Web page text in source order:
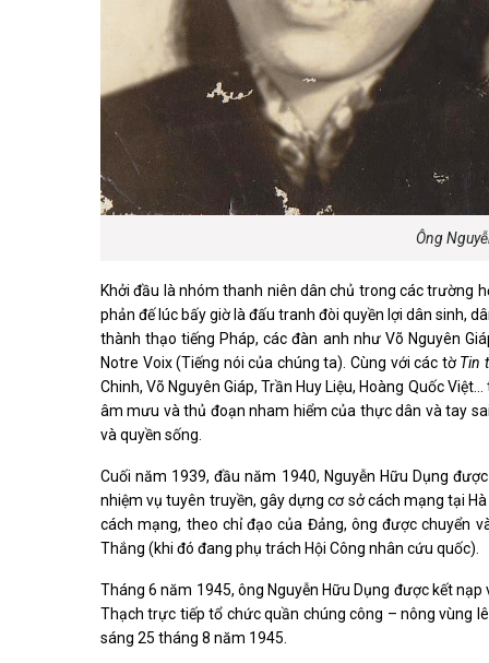
Ông
Khởi đầu là nhóm thanh niên dân chủ trong các trường
phản đế lúc bấy giờ là đấu tranh đòi quyền lợi dân sinh,
thành thạo tiếng Pháp, các đàn anh như Võ Nguyên
Notre Voix (Tiếng nói của chúng ta). Cùng với các tờTin
Chinh, Võ Nguyên Giáp, Trần Huy Liệu, Hoàng Quốc
âm mưu và thủ đoạn nham hiểm của thực dân và tay
và quyền sống.
Cuối năm 1939, đầu năm 1940, Nguyễn Hữu Dụng
nhiệm vụ tuyên truyền, gây dựng cơ sở cách mạng tại
cách mạng, theo chỉ đạo của Đảng, ông được chuyển
Thắng (khi đó đang phụ trách Hội Công nhân cứu quốc).
Tháng 6 năm 1945, ông Nguyễn Hữu Dụng được kết
Thạch trực tiếp tổ chức quần chúng công – nông vùng
sáng 25 tháng 8 năm 1945.